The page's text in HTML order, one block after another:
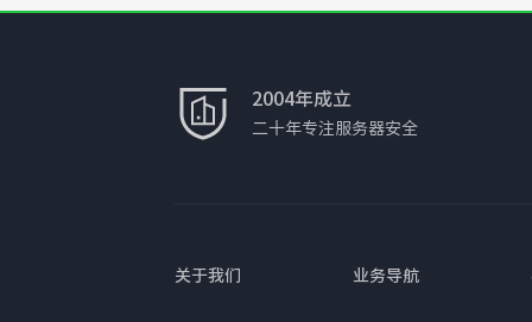
2004年成立
二十年专注服务器安全
关于我们 业务导航